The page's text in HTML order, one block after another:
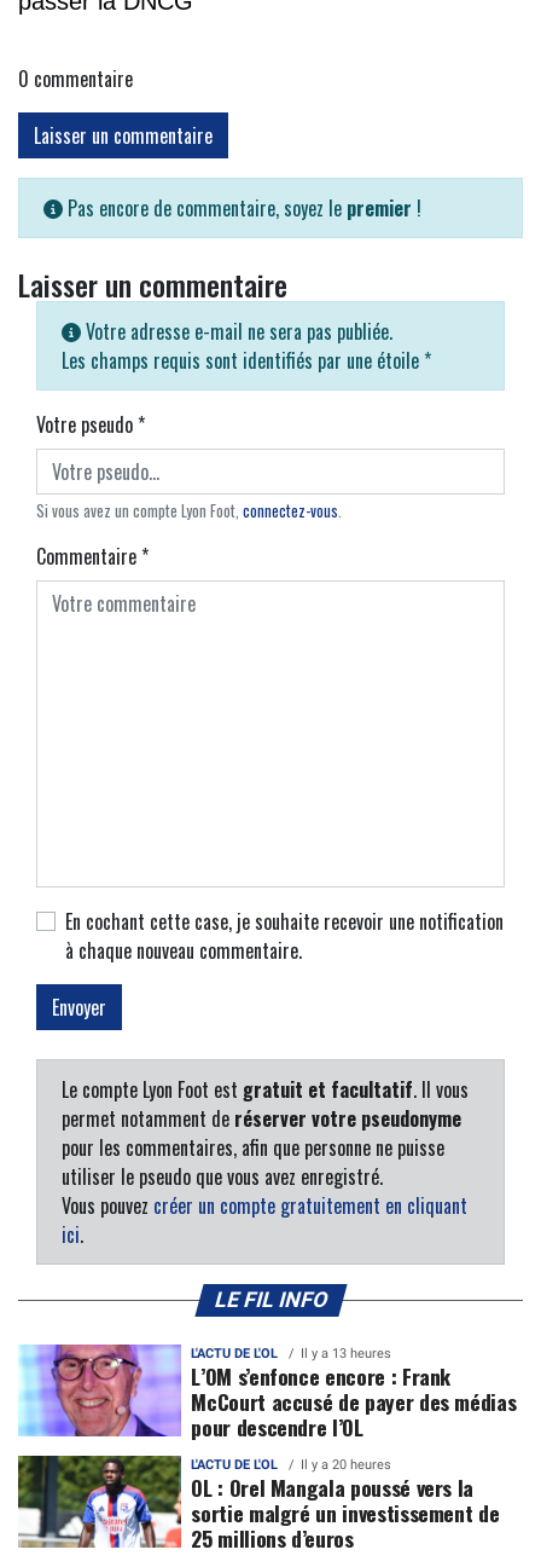
0 commentaire
Laisser un commentaire
Pas encore de commentaire, soyez le premier !
Laisser un commentaire
Votre adresse e-mail ne sera pas publiée.
Les champs requis sont identifiés par une étoile *
Votre pseudo*
Si vous avez un compte Lyon Foot, connectez-vous.
Commentaire*
En cochant cette case, je souhaite recevoir une notification
à chaque nouveau commentaire.
Le compte Lyon Foot est gratuit et facultatif. Il vous
permet notamment de réserver votre pseudonyme
pour les commentaires, afin que personne ne puisse
utiliser le pseudo que vous avez enregistré.
Vous pouvez créer un compte gratuitement en cliquant
ici.
LE FIL INFO
L'ACTU DE L'OL Il y a 13 heures
L’OM s’enfonce encore : Frank
McCourt accusé de payer des médias
pour descendre l’OL
L'ACTU DE L'OL Il y a 20 heures
OL : Orel Mangala poussé vers la
sortie malgré un investissement de
25 millions d’euros